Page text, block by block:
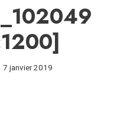
7 janvier 2019